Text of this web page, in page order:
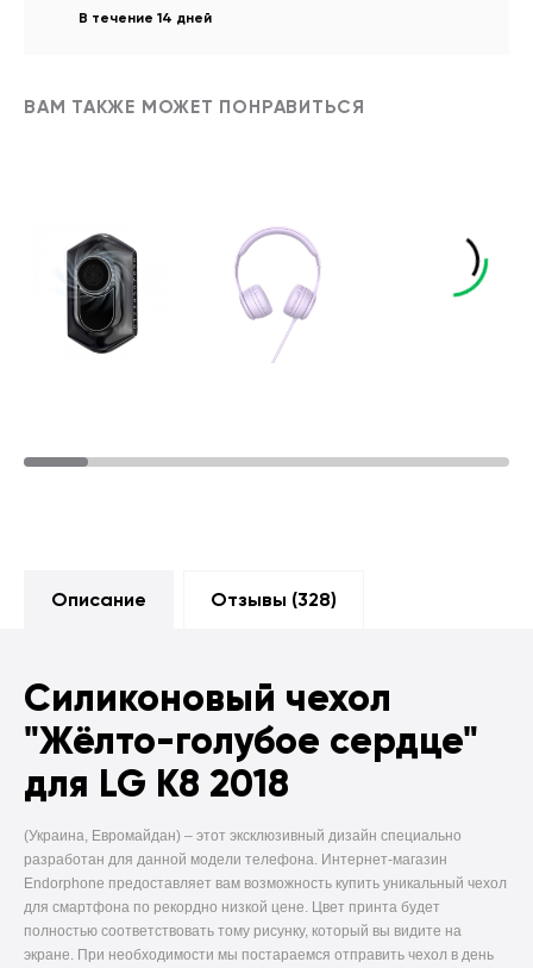
В течение 14 дней
ВАМ ТАКЖЕ МОЖЕТ ПОНРАВИТЬСЯ
Описание Отзывы (328)
Силиконовый чехол
"Жёлто-голубое сердце"
для LG K8 2018
(Украина, Евромайдан) – этот эксклюзивный дизайн специально
разработан для данной модели телефона. Интернет-магазин
Endorphone предоставляет вам возможность купить уникальный чехол
для смартфона по рекордно низкой цене. Цвет принта будет
полностью соответствовать тому рисунку, который вы видите на
экране. При необходимости мы постараемся отправить чехол в день